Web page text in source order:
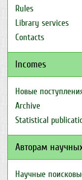
Rules
Library services
Contacts
Incomes
Новые
Archive
Statistical
Авторам
Научные